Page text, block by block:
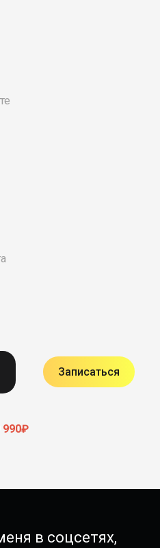
Записаться
990₽
в соцсетях,